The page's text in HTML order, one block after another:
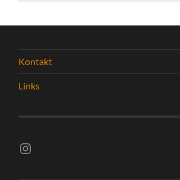
Kontakt
Links
Instagram vsghelmstadt.volleyball